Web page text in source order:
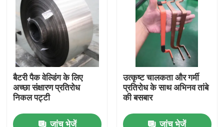
उत्पादों
हमारे बारे में
कारखाना भ्रमण
गुणवत्ता नियंत्रण
बैटरी पैक वेल्डिंग के लिए
अच्छा संक्षारण प्रतिरोध
निकल पट्टी
जांच भेजें
उत्कृष्ट चालकता और गर्मी
प्रतिरोध के साथ अभिनव तांबे
की बसबार
जांच भेजें